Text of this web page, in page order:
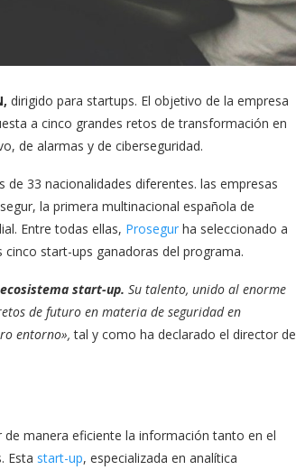
dirigido para startups. El objetivo de la empresa
a cinco grandes retos de transformación en
de alarmas y de ciberseguridad.
33 nacionalidades diferentes. las empresas
la primera multinacional española de
Entre todas ellas, Prosegur ha seleccionado a
cinco start-ups ganadoras del programa.
start-up. Su talento, unido al enorme
de futuro en materia de seguridad en
entorno»,tal y como ha declarado el director de
manera eficiente la información tanto en el
Esta start-up, especializada en analítica